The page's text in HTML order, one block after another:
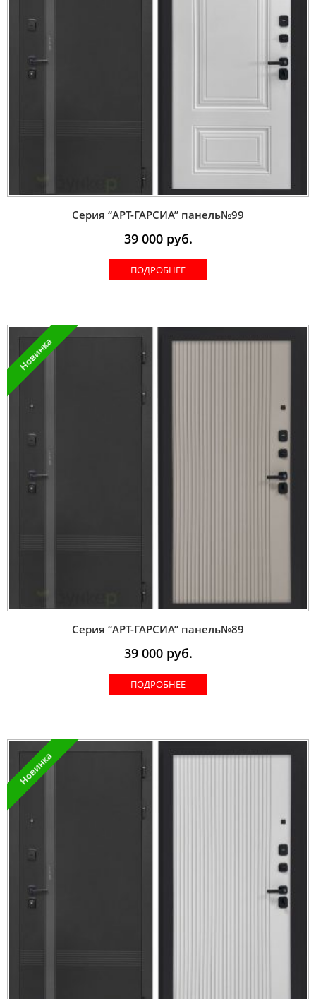
Серия “AРT-ГАРСИА” панель№99
39 000руб.
ПОДРОБНЕЕ
Новинка
Серия “AРT-ГАРСИА” панель№89
39 000руб.
ПОДРОБНЕЕ
Новинка